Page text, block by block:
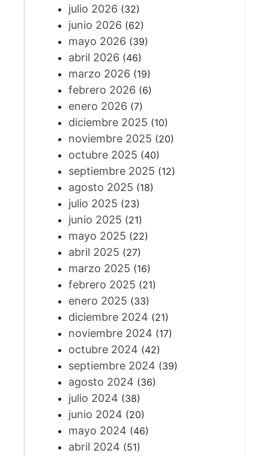
julio 2026 (32)
junio 2026 (62)
mayo 2026 (39)
abril 2026 (46)
marzo 2026 (19)
febrero 2026 (6)
enero 2026 (7)
diciembre 2025 (10)
noviembre 2025 (20)
octubre 2025 (40)
septiembre 2025 (12)
agosto 2025 (18)
julio 2025 (23)
junio 2025 (21)
mayo 2025 (22)
abril 2025 (27)
marzo 2025 (16)
febrero 2025 (21)
enero 2025 (33)
diciembre 2024 (21)
noviembre 2024 (17)
octubre 2024 (42)
septiembre 2024 (39)
agosto 2024 (36)
julio 2024 (38)
junio 2024 (20)
mayo 2024 (46)
abril 2024 (51)